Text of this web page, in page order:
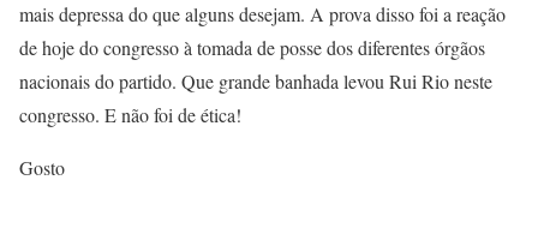
mais depressa do que alguns desejam. A prova disso foi a reação
de hoje do congresso à tomada de posse dos diferentes órgãos
nacionais do partido. Que grande banhada levou Rui Rio neste
congresso. E não foi de ética!
Gosto